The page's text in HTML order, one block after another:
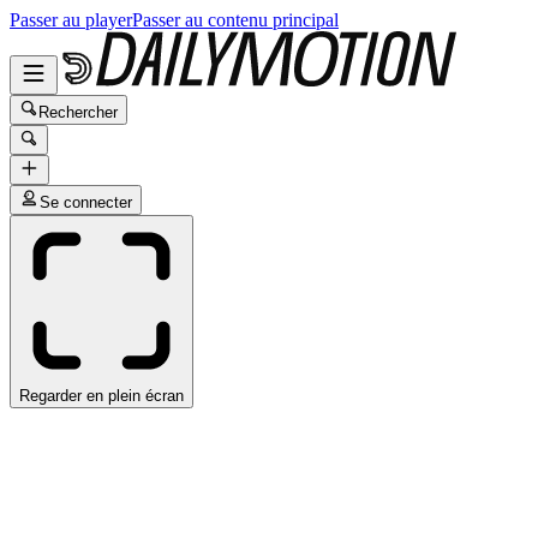
Passer au playerPasser au contenu principal
Rechercher
Se connecter
Regarder en plein écran